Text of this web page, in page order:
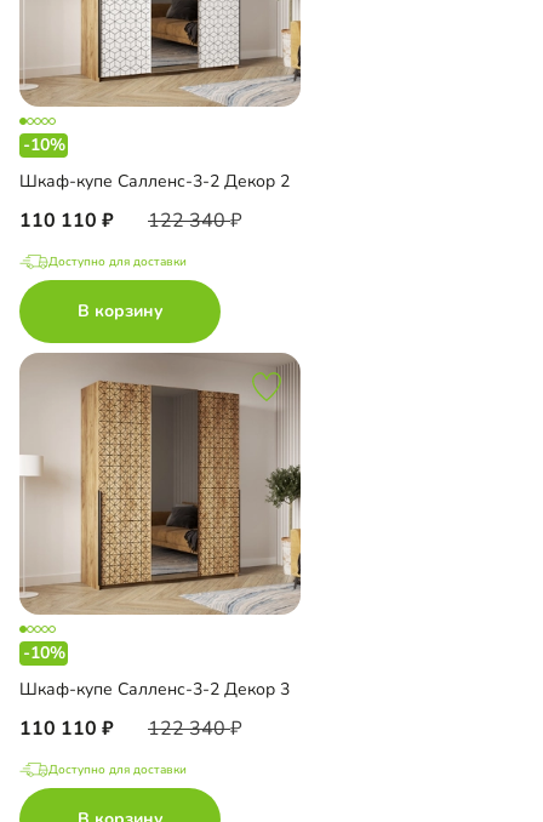
-10%
Шкаф-купе Салленс-3-2 Декор 2
110 110 122 340
Доступно для доставки
В корзину
-10%
Шкаф-купе Салленс-3-2 Декор 3
110 110 122 340
Доступно для доставки